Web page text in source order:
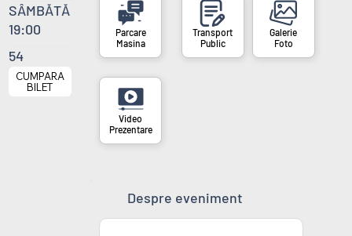
Masina
Transport
Public
Galerie
Foto
Video
Prezentare
Despre eveniment
SÂMBĂTĂ
19:00
54
CUMPARA
BILET